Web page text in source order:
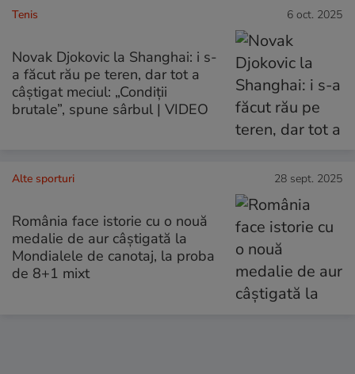
Tenis 6 oct. 2025
Novak Djokovic la Shanghai: i s-
a făcut rău pe teren, dar tot a
câștigat meciul: „Condiții
brutale”, spune sârbul | VIDEO
Alte sporturi 28 sept. 2025
România face istorie cu o nouă
medalie de aur câștigată la
Mondialele de canotaj, la proba
de 8+1 mixt